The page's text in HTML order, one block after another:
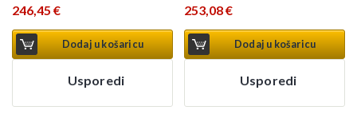
246,45 €
Dodaj u košaricu
Usporedi
253,08€
Dodaj u košaricu
Usporedi